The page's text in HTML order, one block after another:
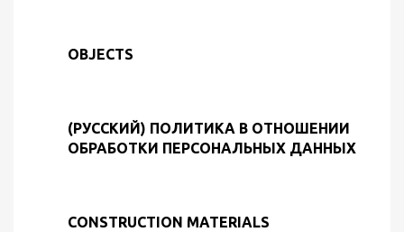
OBJECTS
(РУССКИЙ) ПОЛИТИКА В ОТНОШЕНИИ
ОБРАБОТКИ ПЕРСОНАЛЬНЫХ ДАННЫХ
CONSTRUCTION MATERIALS